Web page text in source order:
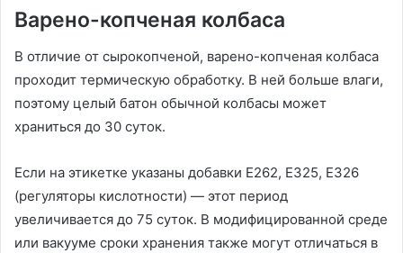
Варено-копченая колбаса
В отличие от сырокопченой, варено-копченая колбаса
проходит термическую обработку. В ней больше влаги,
поэтому целый батон обычной колбасы может
храниться до 30 суток.
Если на этикетке указаны добавки Е262, Е325, Е326
(регуляторы кислотности) — этот период
увеличивается до 75 суток. В модифицированной среде
или вакууме сроки хранения также могут отличаться в